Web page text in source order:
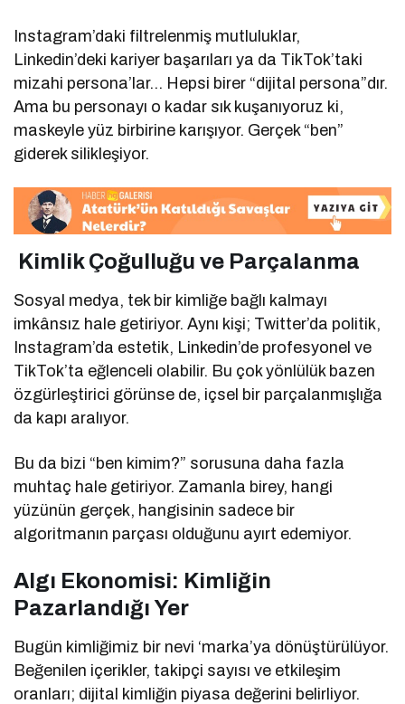
Instagram’daki filtrelenmiş mutluluklar,
Linkedin’deki kariyer başarıları ya da TikTok’taki
mizahi persona’lar… Hepsi birer “dijital persona”dır.
Ama bu personayı o kadar sık kuşanıyoruz ki,
maskeyle yüz birbirine karışıyor. Gerçek “ben”
giderek silikleşiyor.
Kimlik Çoğulluğu ve Parçalanma
Sosyal medya, tek bir kimliğe bağlı kalmayı
imkânsız hale getiriyor. Aynı kişi; Twitter’da politik,
Instagram’da estetik, Linkedin’de profesyonel ve
TikTok’ta eğlenceli olabilir. Bu çok yönlülük bazen
özgürleştirici görünse de, içsel bir parçalanmışlığa
da kapı aralıyor.
Bu da bizi “ben kimim?” sorusuna daha fazla
muhtaç hale getiriyor. Zamanla birey, hangi
yüzünün gerçek, hangisinin sadece bir
algoritmanın parçası olduğunu ayırt edemiyor.
Algı Ekonomisi: Kimliğin
Pazarlandığı Yer
Bugün kimliğimiz bir nevi ‘marka’ya dönüştürülüyor.
Beğenilen içerikler, takipçi sayısı ve etkileşim
oranları; dijital kimliğin piyasa değerini belirliyor.